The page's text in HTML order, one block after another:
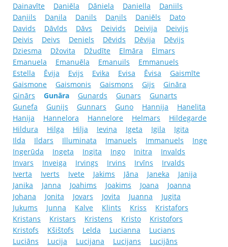
Dainavīte
Daniēla Dāniela Daniella
Daniils
Daņiils
Daņila Danils Daņils Daniēls
Dato
Davids
Dāvīds Dāvs Deivids Deivija
Deivijs
Deivis
Deivs Deniels Dēvids Dēvija
Dēvijs
Dziesma
Džovita Džudīte Elmāra
Elmars
Emanuela
Emanuēla Emanuils
Emmanuels
Estella
Ēvija Evijs Evika Evisa Ēvisa
Gaismīte
Gaismone
Gaismonis Gaismons Gijs
Gināra
Ginārs
Gunāra Gunards Gunars
Gunarts
Gunefa
Gunijs Gunnars Guno Hannija
Hanelita
Hanija
Hannelora Hannelore Helmars
Hildegarde
Hildura
Hilga Hilja Ieviņa Igeta Igila
Igita
Ilda
Ildars Illuminata Imanuels Immanuels
Inge
Ingerūda
Ingeta Ingita Ingo Initra
Invalds
Invars
Inveiga Irvings Irvins Irvīns
Irvalds
Iverta
Iverts Ivete Jakims Jāna Janeka
Janija
Janika
Janna Joahims Joakims Joana
Joanna
Johana
Jonita Jovars Jovita Juanna
Jugita
Jukums
Junna Kalve Klints Kriss
Kristafors
Kristans
Kristars Kristens Kristo
Kristofors
Kristofs
Kšištofs Lelda Lucianna
Lucians
Luciāns
Lucija Lucijana Lucijans
Lucijāns